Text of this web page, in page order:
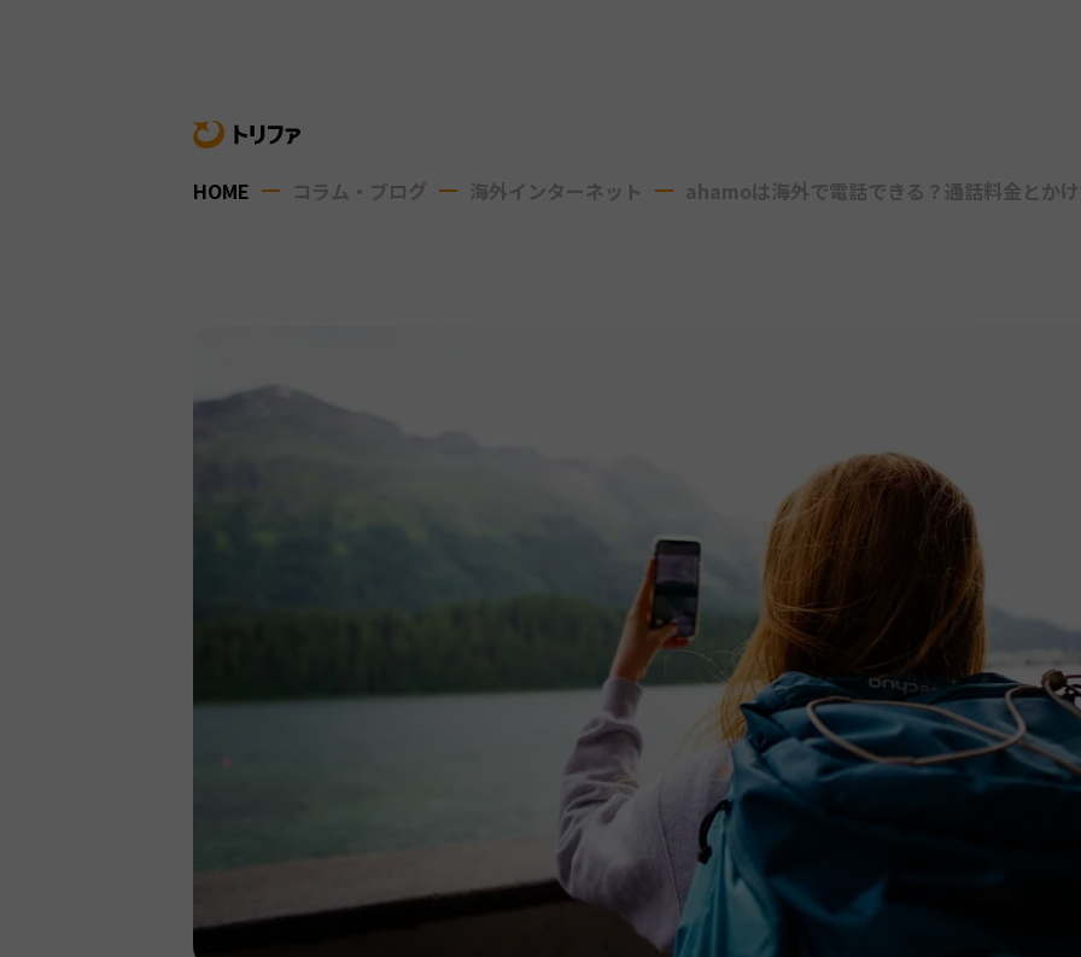
HOME コラム・ブログ 海外インターネット ahamoは海外で電話できる？通話料金とか